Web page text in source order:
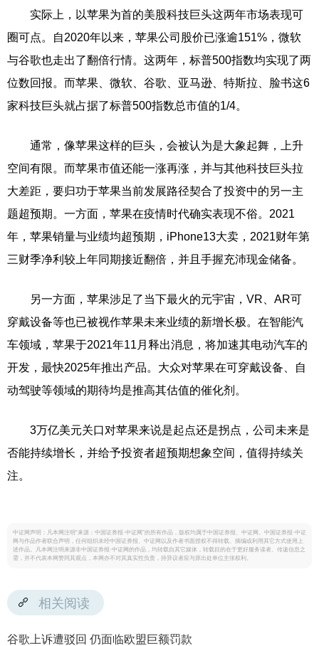
实际上，以苹果为首的美股科技巨头这两年市场表现可
圈可点。自2020年以来，苹果公司股价已涨逾151%，微软
与谷歌也走出了翻倍行情。这两年，标普500指数均实现了两
位数回报。而苹果、微软、谷歌、亚马逊、特斯拉、脸书这6
家科技巨头就占据了标普500指数总市值的1/4。
通常，像苹果这样的巨头，会被认为是大象起舞，上升
空间有限。而苹果市值还能一涨再涨，并与其他科技巨头拉
大差距，要归功于苹果当前发展路径契合了投资中的另一主
题超预期。一方面，苹果在疫情时代确实表现不俗。2021
年，苹果销量与业绩均超预期，iPhone13大卖，2021财年第
三财季净利较上年同期接近翻倍，并且手握充沛现金储备。
另一方面，苹果涉足了当下最火的元宇宙，VR、AR可
穿戴设备等也已被视作苹果未来业绩的新增长极。在智能汽
车领域，苹果于2021年11月释出消息，将加速其电动汽车的
开发，最快2025年推出产品。大众对苹果在可穿戴设备、自
动驾驶等领域的期待均是推高其估值的催化剂。
3万亿美元关口对苹果来说是起点还是拐点，公司未来是
否能持续增长，并给予投资者超预期想象空间，值得持续关
注。
中证网声明：凡本网注明“来源：中国证券报·中证网”的所有作品，版权均属于中国证券报、中证网。中国证券报·中证
网与作品作者联合声明，任何组织未经中国证券报、中证网以及作者书面授权不得转载、摘编或利用其它方式使用上
述作品。凡本网注明来源非中国证券报·中证网的作品，均转载自其它媒体，转载目的在于更好服务读者、传递信息之
需，并不代表本网赞同其观点，本网亦不对其真实性负责，持异议者应与原出处单位主张权利。
相关阅读
谷歌上诉遭驳回 仍面临欧盟巨额罚款